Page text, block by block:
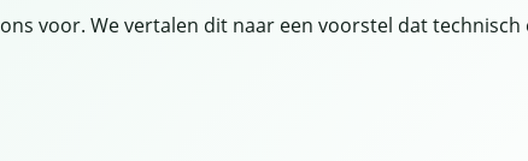
voor. We vertalen dit naar een voorstel dat